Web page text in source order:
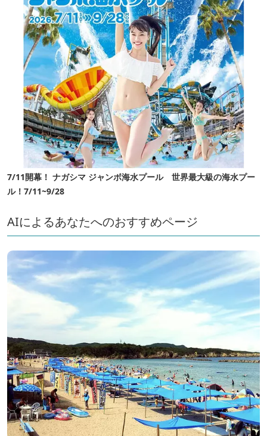
7/11開幕！ ナガシマ ジャンボ海水プール 世界最大級の海水プー
ル！7/11~9/28
AIによるあなたへのおすすめページ